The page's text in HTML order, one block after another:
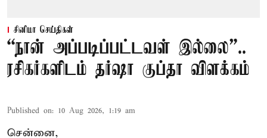
சினிமா செய்திகள்
“நான் அப்படிப்பட்டவள் இல்லை”..
ரசிகர்களிடம் தர்ஷா குப்தா விளக்கம்
Published on: 10 Aug 2026, 1:19 am
சென்னை,